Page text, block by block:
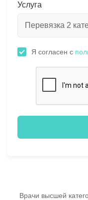
Врачи высшей
Услуга
Я согласен с